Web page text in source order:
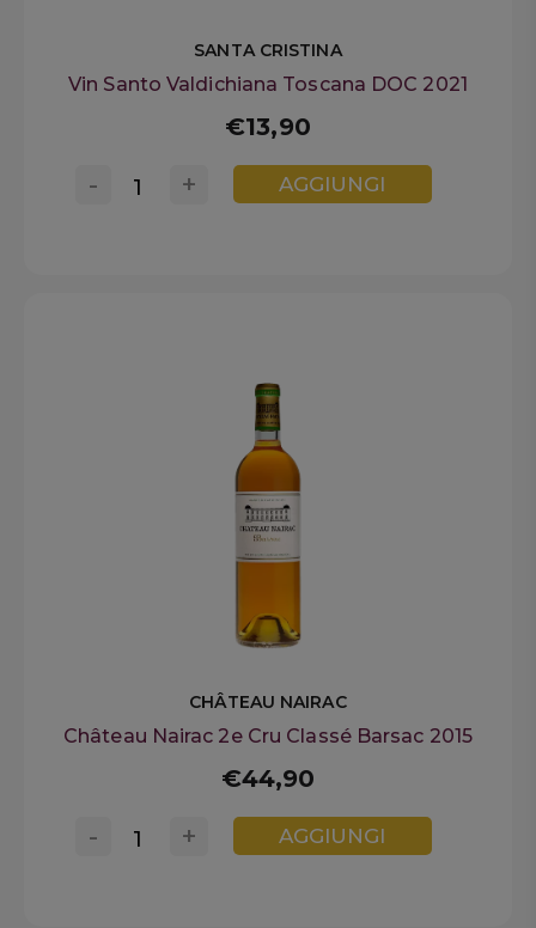
SANTA CRISTINA
Vin Santo Valdichiana Toscana DOC 2021
€13,90
+
- AGGIUNGI
CHÂTEAU NAIRAC
Château Nairac 2e Cru Classé Barsac 2015
€44,90
+
- AGGIUNGI